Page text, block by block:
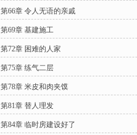
第66章 令人无语的亲戚
第69章 基建施工
第72章 困难的人家
第75章 练气二层
第78章 米皮和肉夹馍
第81章 替人理发
第84章 临时房建设好了